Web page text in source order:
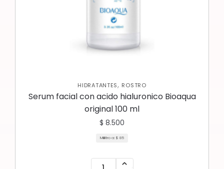
HIDRATANTES, ROSTRO
Serum facial con acido hialuronico Bioaqua
original 100 ml
$ 8.500
Mililitro a: $ 85